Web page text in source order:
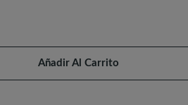
Añadir Al Carrito